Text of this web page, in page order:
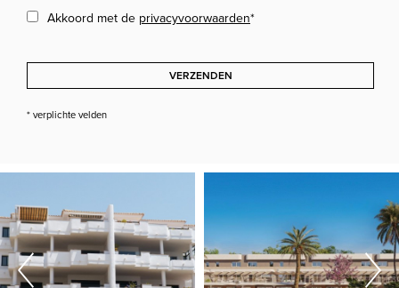
Akkoord met de privacyvoorwaarden*
VERZENDEN
* verplichte velden